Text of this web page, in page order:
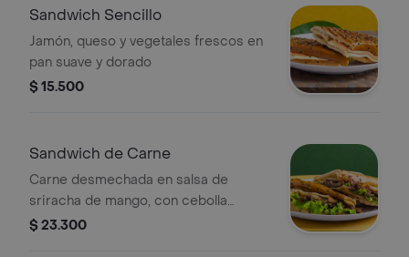
Sandwich Sencillo
Jamón, queso y vegetales frescos en
pan suave y dorado
$ 15.500
Sandwich de Carne
Carne desmechada en salsa de
sriracha de mango, con cebolla
caramelizada y tocineta
$ 23.300